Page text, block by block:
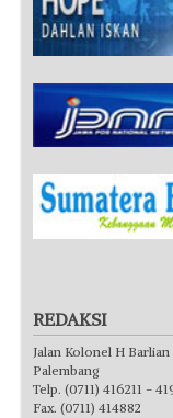
REDAKSI
Jalan Kolonel H
Palembang
Telp. (0711) 416211 -
Fax. (0711) 414882